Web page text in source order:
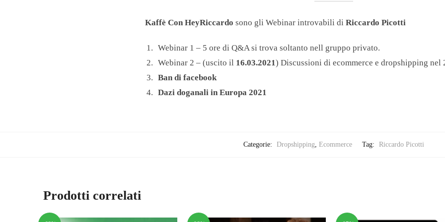
Kaffè Con HeyRiccardo sono gli Webinar introvabili diRiccardo Picotti
Webinar 1 – 5 ore di Q&A si trova soltanto nell gruppo privato.
Webinar 2 – (uscito il 16.03.2021) Discussioni di ecommerce e dropshipping nel
Ban di facebook
Dazi doganali in Europa 2021
Categorie: Dropshipping, Ecommerce Tag: Riccardo Picotti
Prodotti correlati